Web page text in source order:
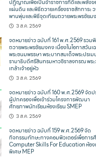
ปฏิญาณเพื่อเป็นข้าราชการที่ดีและพลังข
แผ่นดิน และพิธีถวายเครื่องราชสักการะ
พานพุ่มและพิธีจุดเทียนถวายพระพรชัยม
3 ส.ค. 2569
จดหมายข่าว ฉบับที่ 161 พ.ศ.2569 รวม
ถวายพระพรชัยมงคง เนื่องในโอกาสวันเ
พระชนมพรรษา พระบาทสมเด็จพระปรเ
รามาธิบดีศรีสินทรมหาวชิราลงกรณ พร
เกล้าเจ้าอยู่หัว
3 ส.ค. 2569
จดหมายข่าว ฉบับที่ 160 พ.ศ.2569 จัดป
ผู้ปกครองเพื่อเข้าร่วมโครงการพัฒนา
ศักยภาพนักเรียนห้องเรียน SMEP
3 ส.ค. 2569
จดหมายข่าว ฉบับที่ 159 พ.ศ.2569 จัด
กิจกรรมทักษะทางคอมพิวเตอร์เพื่อการ
Computer Skills For Education ห้อง
พิเศษ MEP